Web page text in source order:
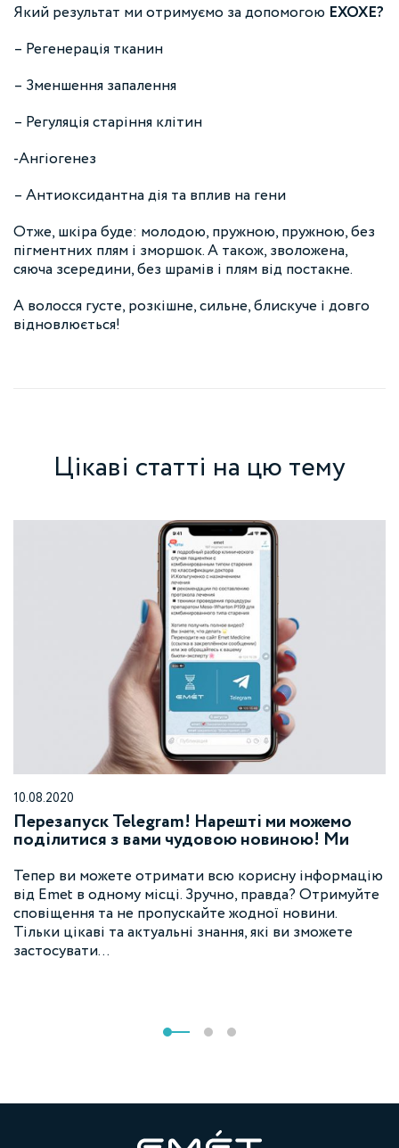
Який результат ми отримуємо за допомогою EXOXE?
– Регенерація тканин
– Зменшення запалення
– Регуляція старіння клітин
-Ангіогенез
– Антиоксидантна дія та вплив на гени
Отже, шкіра буде: молодою, пружною, пружною, без
пігментних плям і зморшок. А також, зволожена,
сяюча зсередини, без шрамів і плям від постакне.
А волосся густе, розкішне, сильне, блискуче і довго
відновлюється!
Цікаві статті на цю тему
10.08.2020
Перезапуск Telegram! Нарешті ми можемо
поділитися з вами чудовою новиною! Ми
Тепер ви можете отримати всю корисну інформацію
від Emet в одному місці. Зручно, правда? Отримуйте
сповіщення та не пропускайте жодної новини.
Тільки цікаві та актуальні знання, які ви зможете
застосувати…